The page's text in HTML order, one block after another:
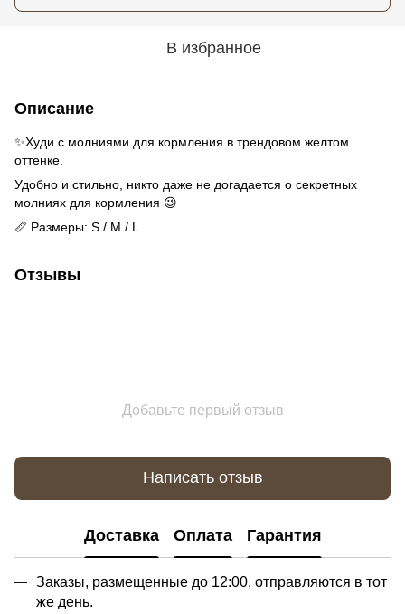
В избранное
Описание
✨Худи с молниями для кормления в трендовом желтом
оттенке.
Удобно и стильно, никто даже не догадается о секретных
молниях для кормления 😉
📏 Размеры: S / M / L.
Отзывы
Добавьте первый отзыв
Написать отзыв
Доставка Оплата Гарантия
Заказы, размещенные до 12:00, отправляются в тот
же день.